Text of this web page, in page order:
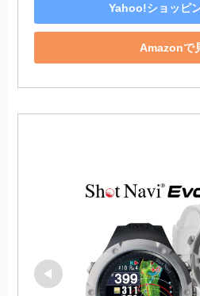
Yahoo!ショッピ
Amazonで